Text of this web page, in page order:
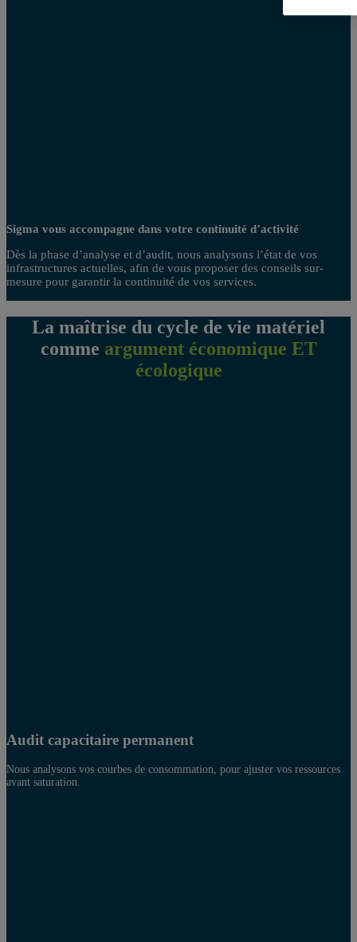
Sigma vous accompagne dans votre continuité d’activité
Dès la phase d’analyse et d’audit, nous analysons l’état de vos
infrastructures actuelles, afin de vous proposer des conseils sur-
mesure pour garantir la continuité de vos services.
La maîtrise du cycle de vie matériel
comme argument économique ET
écologique
Audit capacitaire permanent
Nous analysons vos courbes de consommation, pour ajuster vos ressources
avant saturation.